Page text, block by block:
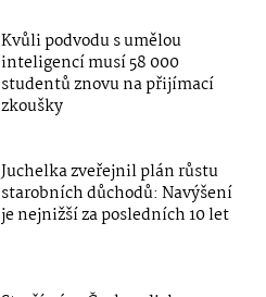
Kvůli podvodu s umělou
inteligencí musí 58 000
studentů znovu na přijímací
zkoušky
Juchelka zveřejnil plán růstu
starobních důchodů: Navýšení
je nejnižší za posledních 10 let